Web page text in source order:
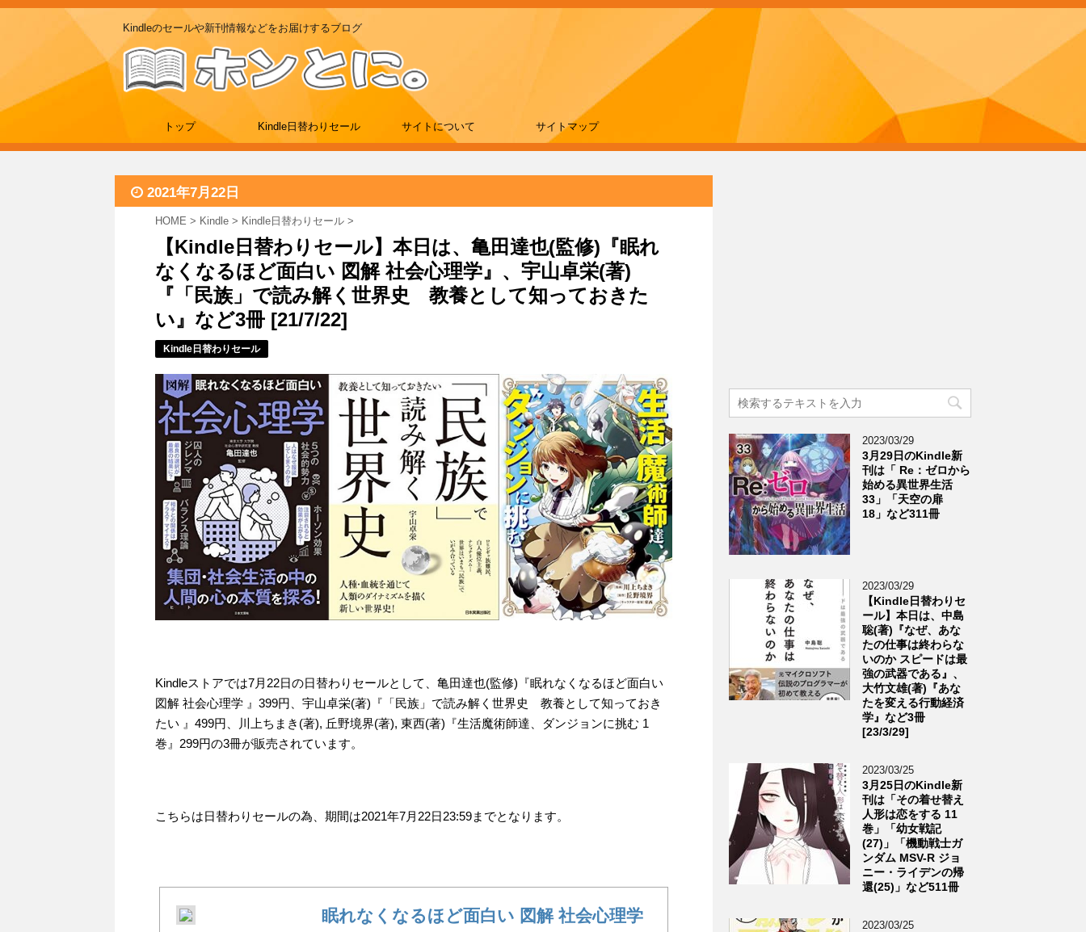
Kindleのセールや新刊情報などをお届けするブログ
トップ Kindle日替わりセール サイトについて サイトマップ
2021年7月22日
HOME > Kindle > Kindle日替わりセール >
【Kindle日替わりセール】本日は、亀田達也(監修)『眠れ
なくなるほど面白い 図解 社会心理学』、宇山卓栄(著)
『「民族」で読み解く世界史 教養として知っておきた
い』など3冊 [21/7/22]
Kindle日替わりセール
Kindleストアでは7月22日の日替わりセールとして、亀田達也(監修)『眠れなくなるほど面白い
図解 社会心理学 』399円、宇山卓栄(著)『「民族」で読み解く世界史 教養として知っておき
たい 』499円、川上ちまき(著), 丘野境界(著), 東西(著)『生活魔術師達、ダンジョンに挑む 1
巻』299円の3冊が販売されています。
こちらは日替わりセールの為、期間は2021年7月22日23:59までとなります。
眠れなくなるほど面白い 図解 社会心理学
2023/03/29
3月29日のKindle新
刊は「 Re：ゼロから
始める異世界生活
33」「天空の扉
18」など311冊
2023/03/29
【Kindle日替わりセ
ール】本日は、中島
聡(著)『なぜ、あな
たの仕事は終わらな
いのか スピードは最
強の武器である』、
大竹文雄(著)『あな
たを変える行動経済
学』など3冊
[23/3/29]
2023/03/25
3月25日のKindle新
刊は「その着せ替え
人形は恋をする 11
巻」「幼女戦記
(27)」「機動戦士ガ
ンダム MSV-R ジョ
ニー・ライデンの帰
還(25)」など511冊
2023/03/25